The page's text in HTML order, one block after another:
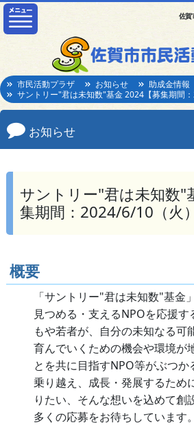
佐賀
市民活動プラザ お知らせ
助成金情報
サントリー"君は未知数"基金 2024【募集期間
お知らせ
サントリー"君は未知数"
集期間：2024/6/10（火
概要
「サントリー"君は未知数"基金
見つめる・支えるNPOを応援
もや若者が、自分の未知なる可
育んでいくための機会や環境が
とを共に目指すNPO等がぶつ
乗り越え、成長・発展するため
りたい、そんな想いを込めて創
多くの応募をお待ちしています。